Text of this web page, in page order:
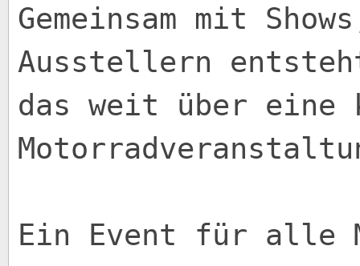
Gemeinsam mit
Ausstellern
das weit über eine
Ein Event für alle